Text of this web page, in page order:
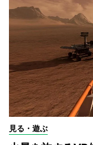
見る・遊ぶ